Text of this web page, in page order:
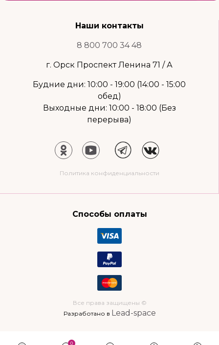
Наши контакты
8 800 700 34 48
г. Орск Проспект Ленина 71 / А
Будние дни: 10:00 - 19:00 (14:00 - 15:00
обед)
Выходные дни: 10:00 - 18:00 (Без
перерыва)
Политика конфиденциальности
Способы оплаты
Все права защищены ©
Разработано в Lead-space
0